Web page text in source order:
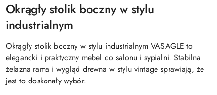
Okrągły stolik boczny w stylu
industrialnym
Okrągły stolik boczny w stylu industrialnym VASAGLE to
elegancki i praktyczny mebel do salonu i sypialni. Stabilna
żelazna rama i wygląd drewna w stylu vintage sprawiają, że
jest to doskonały wybór.